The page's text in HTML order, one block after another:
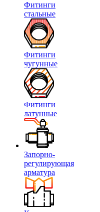
Фитинги
стальные
Фитинги
чугунные
Фитинги
латунные
Запорно-
регулирующая
арматура